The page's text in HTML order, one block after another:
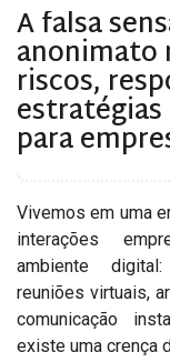
A falsa
anonimato
riscos,
para
Vivemos em uma
interações
ambiente
reuniões virtuais,
comunicação
existe uma crença